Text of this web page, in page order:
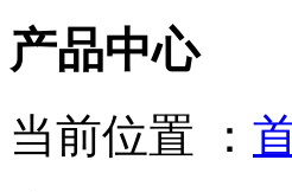
产品中心
当前位置 ：